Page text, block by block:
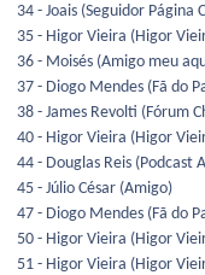
34 - Joais (Seguidor Página
35 - Higor Vieira (Higor
36 - Moisés (Amigo meu
37 - Diogo Mendes (Fã do
38 - James Revolti (Fórum
40 - Higor Vieira (Higor
44 - Douglas Reis (Podcast
45 - Júlio César (Amigo)
47 - Diogo Mendes (Fã do
50 - Higor Vieira (Higor
51 - Higor Vieira (Higor